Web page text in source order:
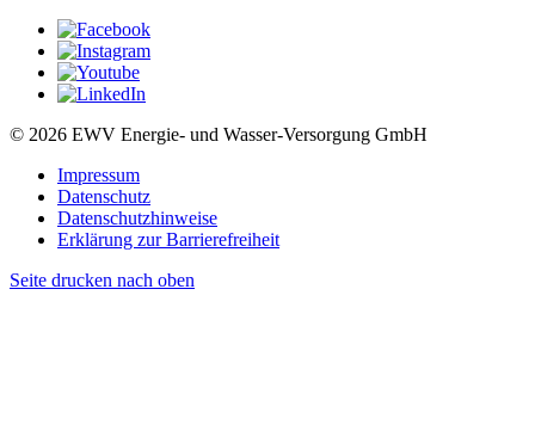
© 2026 EWV Energie- und Wasser-Versorgung GmbH
Impressum
Datenschutz
Datenschutzhinweise
Erklärung zur Barrierefreiheit
Seite drucken nach oben